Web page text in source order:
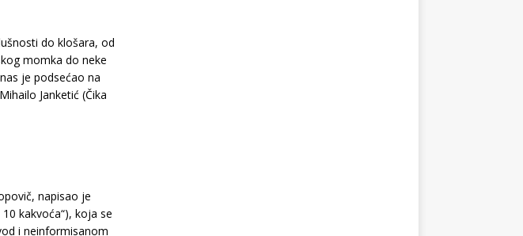
do klošara, od
momka do neke
je podsećao na
Janketić (Čika
napisao je
kakvoća“), koja se
i neinformisanom